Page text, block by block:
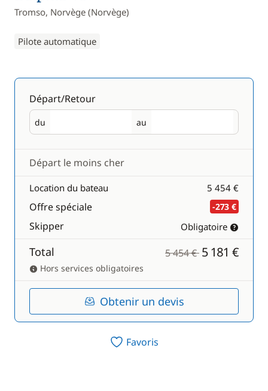
Tromso, Norvège (Norvège)
Pilote automatique
Départ/Retour
du
Départ au
Retour
Départ le moins cher
Location du bateau 5 454 €
Offre spéciale -273 €
Skipper Obligatoire
Total 5 454 € 5 181 €
Hors services obligatoires
Obtenir un devis
Favoris